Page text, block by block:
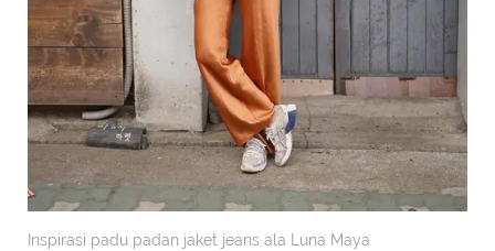
Inspirasi padu padan jaket jeans ala Luna Maya